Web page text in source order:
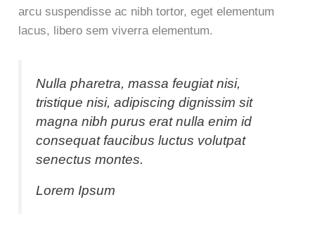
arcu suspendisse ac nibh tortor, eget elementum
lacus, libero sem viverra elementum.
Nulla pharetra, massa feugiat nisi,
tristique nisi, adipiscing dignissim sit
magna nibh purus erat nulla enim id
consequat faucibus luctus volutpat
senectus montes.
Lorem Ipsum